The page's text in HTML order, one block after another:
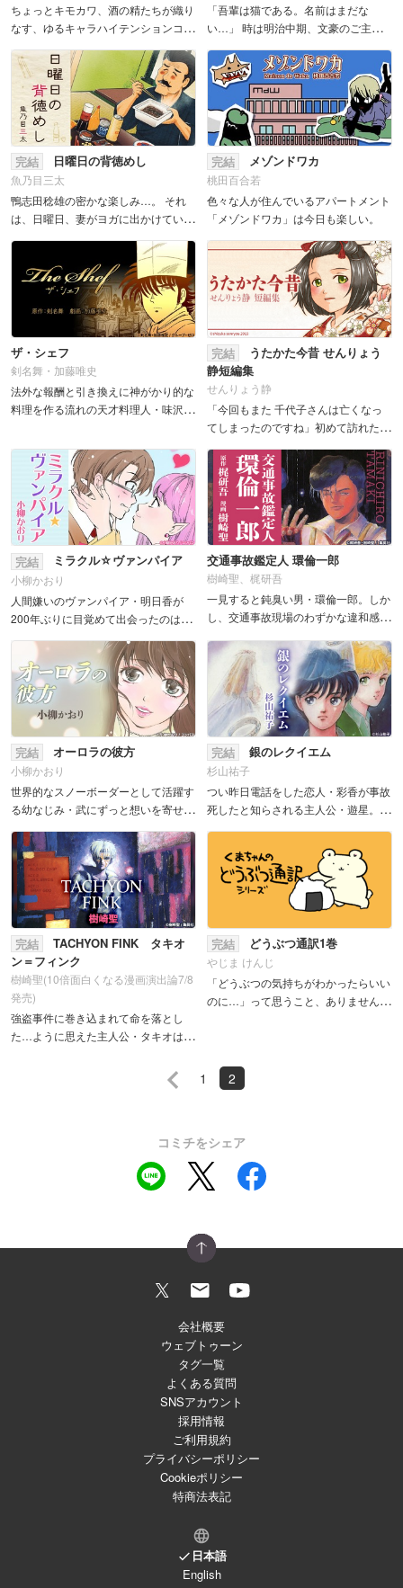
ちょっとキモカワ、酒の精たちが織り
なす、ゆるキャラハイテンションコメ
たのもとに、心も体もアルコール度数
高めの「お助けレディ」現る!! 「は
い、...
「吾輩は猫である。名前はまだな
い…」 時は明治中期、文豪のご主人
グルメなようで…!? 昔なつかしい日本
の味から文明開化によって生まれたハ
イカラグル...
完結 日曜日の背徳めし
魚乃目三太
鴨志田稔雄の密かな楽しみ…。 それ
は、日曜日、妻がヨガに出かけている
間、こっそりと自分だけのために料理
をすること。 カロリー？ 健康？
すべて無視ッ！ 欲望のままに食す、
禁断のグル...
完結 メゾンドワカ
桃田百合若
色々な人が住んでいるアパートメント
「メゾンドワカ」は今日も楽しい。
ザ・シェフ
剣名舞・加藤唯史
法外な報酬と引き換えに神がかり的な
料理を作る流れの天才料理人・味沢
ューマン・ドラマ仕立てのグルメマン
ガをスマホで読みやすい縦スクでお...
完結
うたかた今昔 せんりょう
静短編集
せんりょう静
「今回もまた 千代子さんは亡くなっ
てしまったのですね」初めて訪れたは
主の正体とこの世の理とは……。人と
怪異が織りなす物語を集めた、切なく
もどこかあたたかい短...
完結 ミラクル☆ヴァンパイア
小柳かおり
人間嫌いのヴァンパイア・明日香が
200年ぶりに目覚めて出会ったのは特
1000年は空腹から解放されるという
その血を求め、岡部の身も心も手に入
れるために明日香は奔走する…...
交通事故鑑定人 環倫一郎
樹崎聖、梶研吾
一見すると鈍臭い男・環倫一郎。しか
し、交通事故現場のわずかな違和感か
る彼はそのじつ超一級の「交通事故鑑
定人」であるーー。実写ドラマ化もさ
れた珠玉のミステリー大作。&n...
完結 オーロラの彼方
小柳かおり
世界的なスノーボーダーとして活躍す
る幼なじみ・武にずっと想いを寄せて
とカナダ留学が決まっている武との差
に悩み、恋も勉強もなんだかうまくい
かない……。ピュアでもどかしい...
完結 銀のレクイエム
杉山祐子
つい昨日電話をした恋人・彩香が事故
死したと知らされる主人公・遊星。そ
電話がかかってくるようになり……。
切なさ漂うオカルト作品からスッと背
筋が凍る本格ホラーまで取り揃え...
完結
TACHYON FINK タキオ
ン＝フィンク
樹崎聖(10倍面白くなる漫画演出論7/8
発売)
強盗事件に巻き込まれて命を落とし
た…ように思えた主人公・タキオは、
え蘇る。目を覚ました彼を取り巻く世
界は、ナノテクノロジーにより大きく
完結 どうぶつ通訳1巻
やじま けんじ
「どうぶつの気持ちがわかったらいい
のに…」って思うこと、ありません
も、とにか...
1 2
コミチをシェア
会社概要
ウェブトゥーン
タグ一覧
よくある質問
SNSアカウント
採用情報
ご利用規約
プライバシーポリシー
Cookieポリシー
特商法表記
日本語
English